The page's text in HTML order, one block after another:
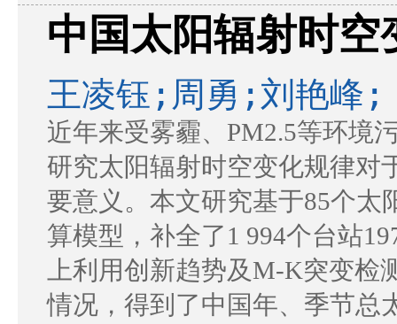
中国太阳辐射时空
王凌钰;周勇;刘艳峰;
近年来受雾霾、PM2.5等环境
研究太阳辐射时空变化规律对
要意义。本文研究基于85个太
算模型，补全了1 994个台站
上利用创新趋势及M-K突变
情况，得到了中国年、季节总